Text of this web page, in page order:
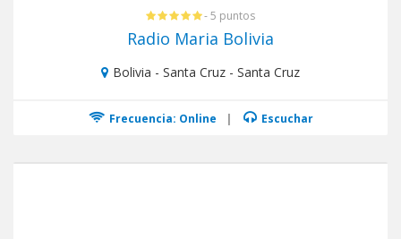
- 5 puntos
Radio Maria Bolivia
Bolivia - Santa Cruz - Santa Cruz
Frecuencia: Online | Escuchar